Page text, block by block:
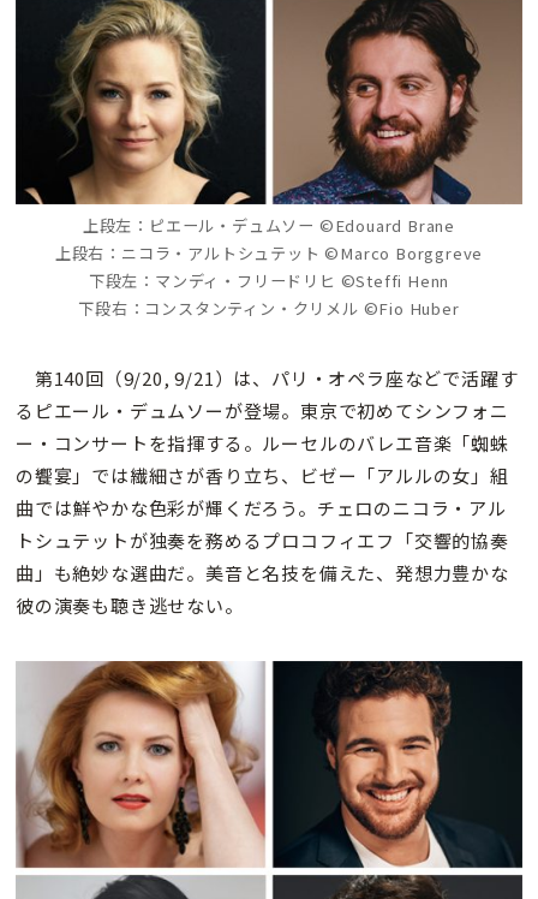
上段左：ピエール・デュムソー ©Edouard Brane
上段右：ニコラ・アルトシュテット ©Marco Borggreve
下段左：マンディ・フリードリヒ ©Steffi Henn
下段右：コンスタンティン・クリメル ©Fio Huber
第140回（9/20, 9/21）は、パリ・オペラ座などで活躍す
るピエール・デュムソーが登場。東京で初めてシンフォニ
ー・コンサートを指揮する。ルーセルのバレエ音楽「蜘蛛
の饗宴」では繊細さが香り立ち、ビゼー「アルルの女」組
曲では鮮やかな色彩が輝くだろう。チェロのニコラ・アル
トシュテットが独奏を務めるプロコフィエフ「交響的協奏
曲」も絶妙な選曲だ。美音と名技を備えた、発想力豊かな
彼の演奏も聴き逃せない。